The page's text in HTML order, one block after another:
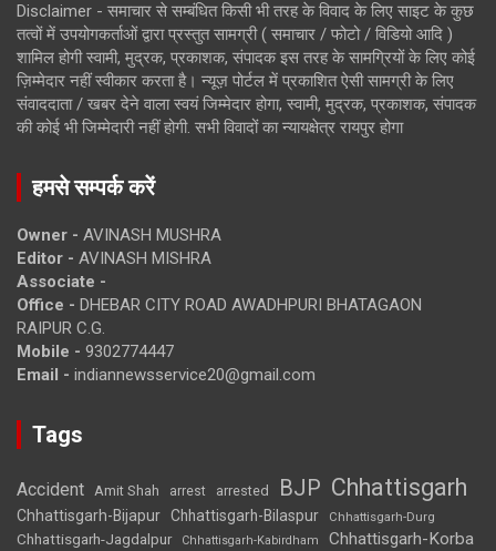
Disclaimer - समाचार से सम्बंधित किसी भी तरह के विवाद के लिए साइट के कुछ
तत्वों में उपयोगकर्ताओं द्वारा प्रस्तुत सामग्री ( समाचार / फोटो / विडियो आदि )
शामिल होगी स्वामी, मुद्रक, प्रकाशक, संपादक इस तरह के सामग्रियों के लिए कोई
ज़िम्मेदार नहीं स्वीकार करता है। न्यूज़ पोर्टल में प्रकाशित ऐसी सामग्री के लिए
संवाददाता / खबर देने वाला स्वयं जिम्मेदार होगा, स्वामी, मुद्रक, प्रकाशक, संपादक
की कोई भी जिम्मेदारी नहीं होगी. सभी विवादों का न्यायक्षेत्र रायपुर होगा
हमसे सम्पर्क करें
Owner - AVINASH MUSHRA
Editor - AVINASH MISHRA
Associate -
Office - DHEBAR CITY ROAD AWADHPURI BHATAGAON
RAIPUR C.G.
Mobile - 9302774447
Email - indiannewsservice20@gmail.com
Tags
Accident Amit Shah arrest arrested BJP Chhattisgarh
Chhattisgarh-Bijapur Chhattisgarh-Bilaspur Chhattisgarh-Durg
Chhattisgarh-Jagdalpur Chhattisgarh-Kabirdham Chhattisgarh-Korba